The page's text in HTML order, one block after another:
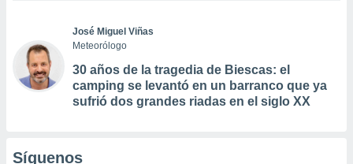
José Miguel Viñas
Meteorólogo
30 años de la tragedia de Biescas: el
camping se levantó en un barranco que ya
sufrió dos grandes riadas en el siglo XX
Síguenos